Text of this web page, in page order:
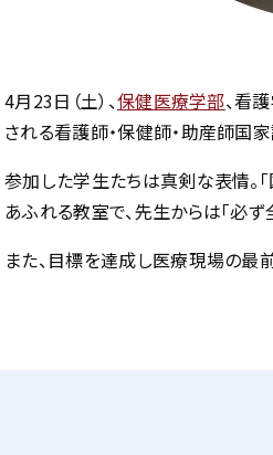
4月23日（土）、保健医療学部、看
される看護師・保健師・助産師国
参加した学生たちは真剣な表情。
あふれる教室で、先生からは「必
また、目標を達成し医療現場の最